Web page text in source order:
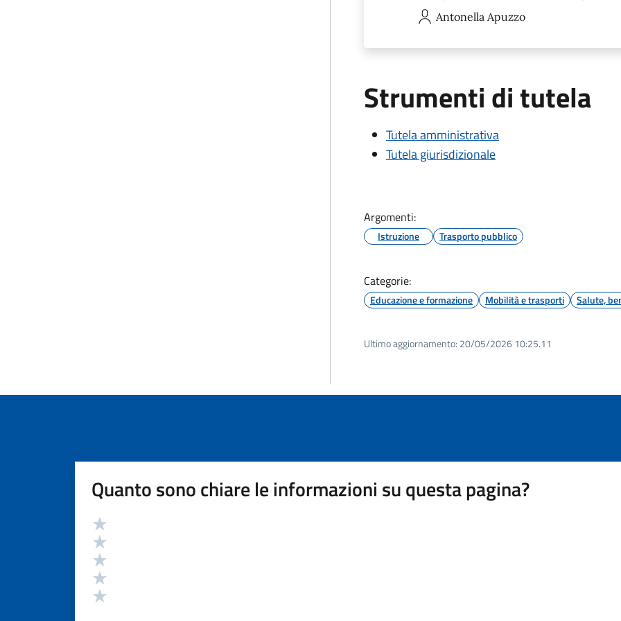
Antonella Apuzzo
Strumenti di tutela
Tutela amministrativa
Tutela giurisdizionale
Argomenti:
Istruzione Trasporto pubblico
Categorie:
Educazione e formazione Mobilità e trasporti Salute,
Ultimo aggiornamento: 20/05/2026 10:25.11
Quanto sono chiare le informazioni su questa pagina?
Valutazione